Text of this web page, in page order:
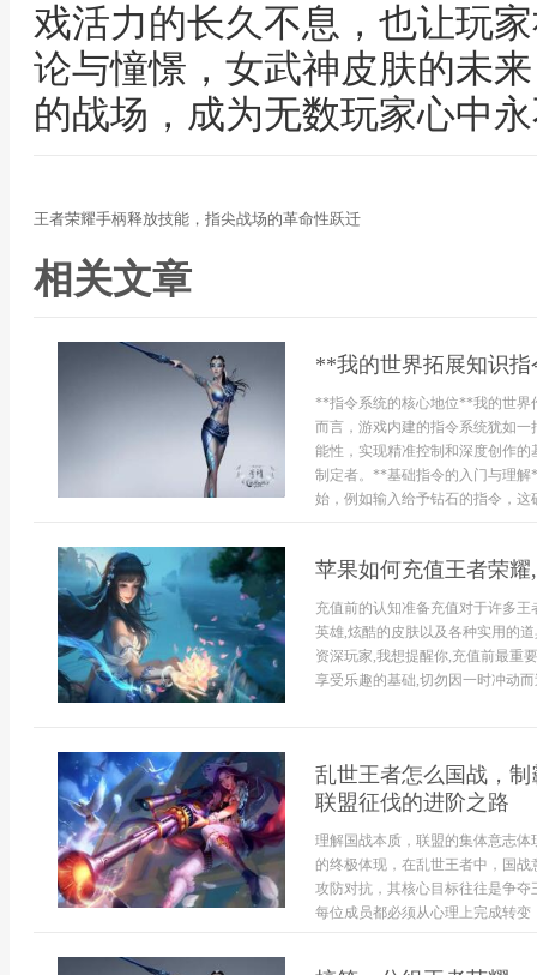
戏活力的长久不息，也让玩
论与憧憬，女武神皮肤的未
的战场，成为无数玩家心中
王者荣耀手柄释放技能，指尖战场的革命性跃迁
相关文章
**我的世界拓展知识
**指令系统的核心地位**我的世界
而言，游戏内建的指令系统犹如
能性，实现精准控制和深度创作
制定者。**基础指令的入门与理
始，例如输入给予钻石的指令，这
苹果如何充值王者荣
充值前的认知准备充值对于许多
英雄,炫酷的皮肤以及各种实用的
资深玩家,我想提醒你,充值前最重
享受乐趣的基础,切勿因一时冲动
乱世王者怎么国战，
联盟征伐的进阶之路
理解国战本质，联盟的集体意志
的终极体现，在乱世王者中，国
攻防对抗，其核心目标往往是争
每位成员都必须从心理上完成转变